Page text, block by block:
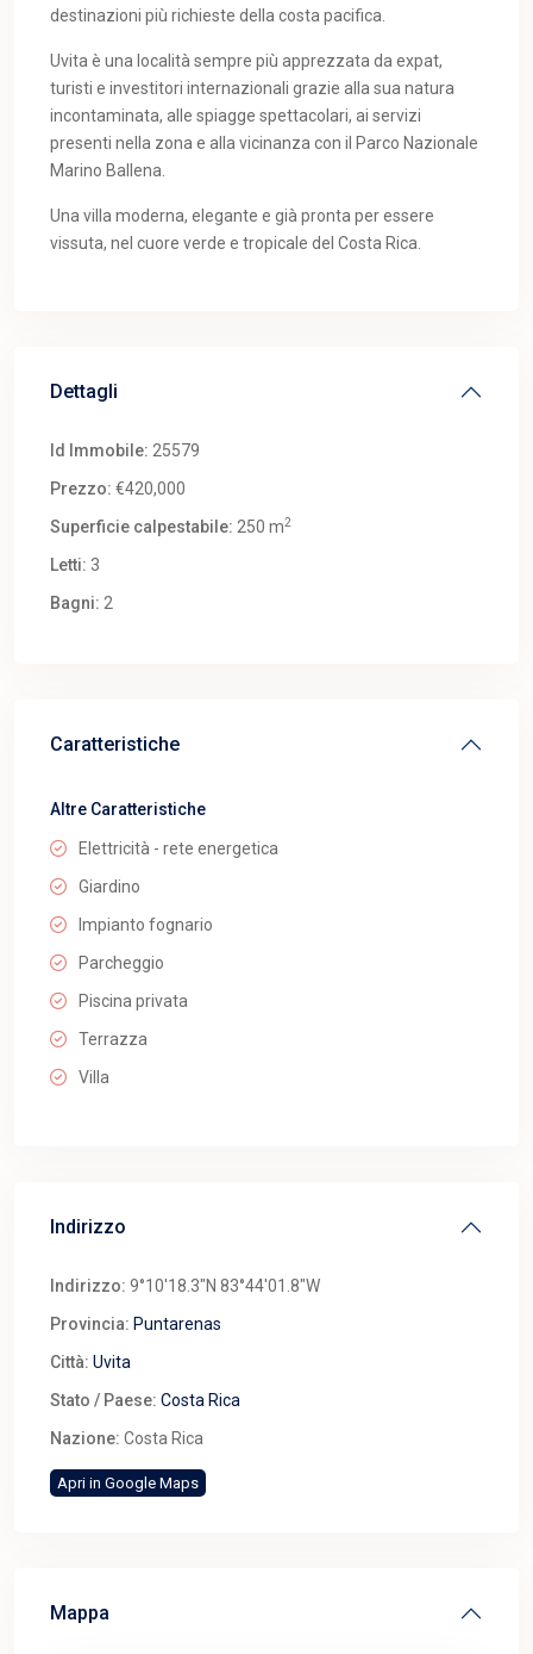
destinazioni più richieste della costa pacifica.
Uvita è una località sempre più apprezzata da expat,
turisti e investitori internazionali grazie alla sua natura
incontaminata, alle spiagge spettacolari, ai servizi
presenti nella zona e alla vicinanza con il Parco Nazionale
Marino Ballena.
Una villa moderna, elegante e già pronta per essere
vissuta, nel cuore verde e tropicale del Costa Rica.
Dettagli
Id Immobile: 25579
Prezzo: €420,000
Superficie calpestabile: 250 m2
Letti: 3
Bagni: 2
Caratteristiche
Altre Caratteristiche
Elettricità - rete energetica
Giardino
Impianto fognario
Parcheggio
Piscina privata
Terrazza
Villa
Indirizzo
Indirizzo: 9°10'18.3"N 83°44'01.8"W
Provincia: Puntarenas
Città: Uvita
Stato / Paese: Costa Rica
Nazione: Costa Rica
Apri in Google Maps
Mappa